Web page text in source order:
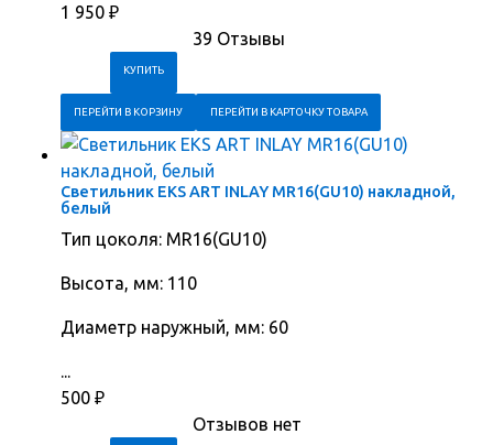
1 950 ₽
39 Отзывы
ПЕРЕЙТИ В КОРЗИНУ ПЕРЕЙТИ В КАРТОЧКУ ТОВАРА
Светильник EKS ART INLAY MR16(GU10) накладной,
белый
Тип цоколя: MR16(GU10)
Высота, мм: 110
Диаметр наружный, мм: 60
500 ₽
Отзывов нет